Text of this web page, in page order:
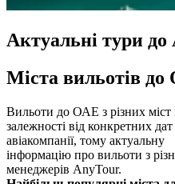
Актуальні тури
Міста вильотів
Вильоти до ОАЕ з різних
залежності від конкретних
авіакомпанії, тому актуальну
інформацію про вильоти з
менеджерів AnyTour.